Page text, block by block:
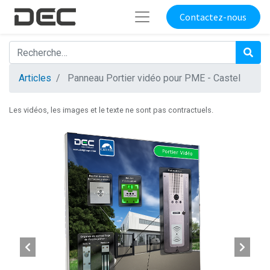
Contactez-nous
Articles Panneau Portier vidéo pour PME - Castel
Les vidéos, les images et le texte ne sont pas contractuels.